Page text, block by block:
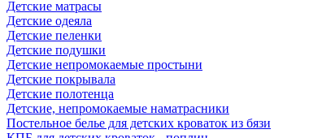
Детские матрасы
Детские одеяла
Детские пеленки
Детские подушки
Детские непромокаемые простыни
Детские покрывала
Детские полотенца
Детские, непромокаемые наматрасники
Постельное белье для детских кроваток из бязи